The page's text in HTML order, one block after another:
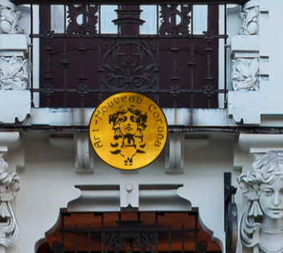
ART-
NOUVEAU
CORUÑA